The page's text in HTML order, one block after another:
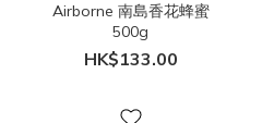
Airborne 南島香花蜂蜜
500g
HK$133.00